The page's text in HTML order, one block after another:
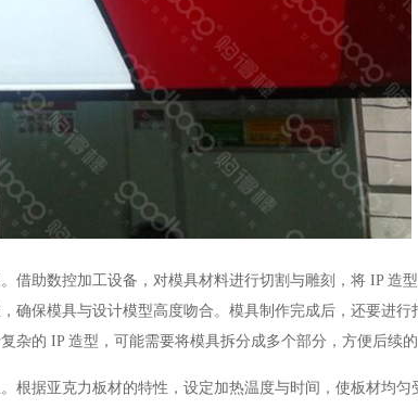
助数控加工设备，对模具材料进行切割与雕刻，将 IP 造
确保模具与设计模型高度吻合。模具制作完成后，还要进行
的 IP 造型，可能需要将模具拆分成多个部分，方便后续的
据亚克力板材的特性，设定加热温度与时间，使板材均匀